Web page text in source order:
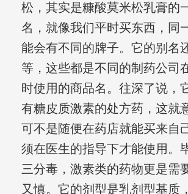
松，其实是糠酸莫米松乳膏的
名，就像我们平时买东西，同
能会有不同的牌子。它的别名
等，这些都是不同的制药公司
时使用的商品名。往深了说，
有糖皮质激素的处方药，这就
可不是随便在药店就能买来自
须在医生的指导下才能使用。
三分毒，激素类的药物更是需
又慎。它的剂型是乳剂型基质